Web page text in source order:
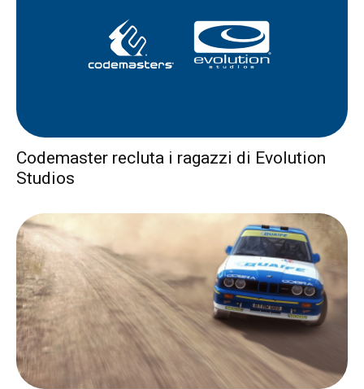
Codemaster recluta i ragazzi di Evolution
Studios